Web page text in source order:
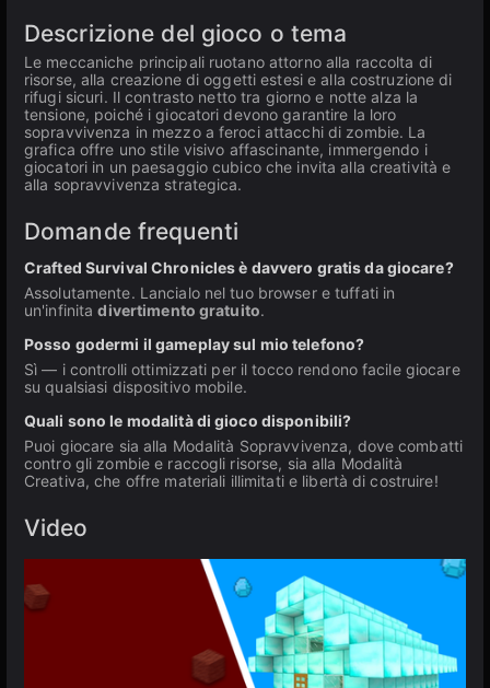
Descrizione del gioco o tema
Le meccaniche principali ruotano attorno alla raccolta di
risorse, alla creazione di oggetti estesi e alla costruzione di
rifugi sicuri. Il contrasto netto tra giorno e notte alza la
tensione, poiché i giocatori devono garantire la loro
sopravvivenza in mezzo a feroci attacchi di zombie. La
grafica offre uno stile visivo affascinante, immergendo i
giocatori in un paesaggio cubico che invita alla creatività e
alla sopravvivenza strategica.
Domande frequenti
Crafted Survival Chronicles è davvero gratis da giocare?
Assolutamente. Lancialo nel tuo browser e tuffati in
un'infinitadivertimento gratuito.
Posso godermi il gameplay sul mio telefono?
Sì — i controlli ottimizzati per il tocco rendono facile giocare
su qualsiasi dispositivo mobile.
Quali sono le modalità di gioco disponibili?
Puoi giocare sia alla Modalità Sopravvivenza, dove combatti
contro gli zombie e raccogli risorse, sia alla Modalità
Creativa, che offre materiali illimitati e libertà di costruire!
Video